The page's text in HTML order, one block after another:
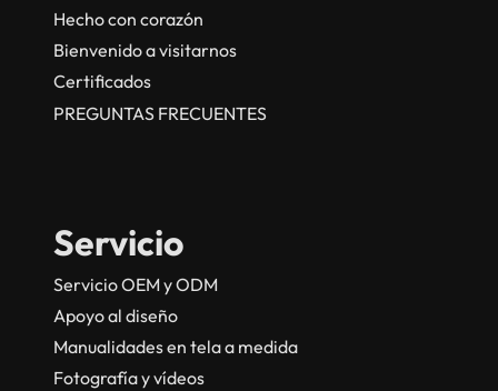
Hecho con corazón
Bienvenido a visitarnos
Certificados
PREGUNTAS FRECUENTES
Servicio
Servicio OEM y ODM
Apoyo al diseño
Manualidades en tela a medida
Fotografía y vídeos